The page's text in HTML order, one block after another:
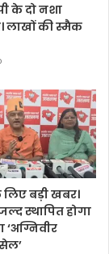
के दो नशा
लाखों की स्मैक
लिए बड़ी खबर।
स्थापित होगा